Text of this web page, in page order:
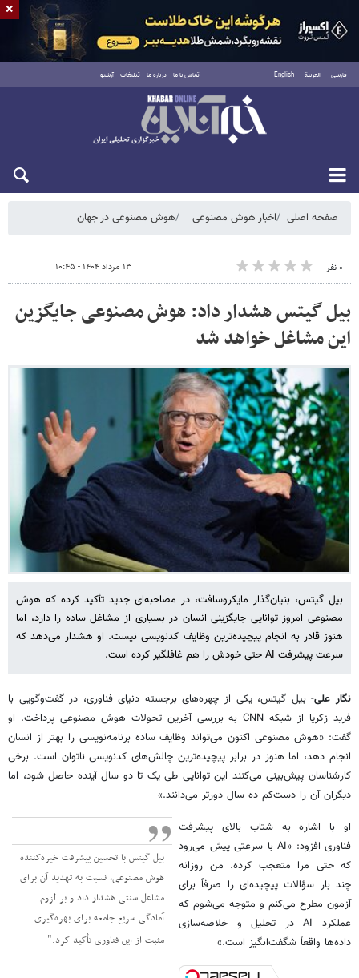
فارسی العربية English تماس با ما درباره ما تبلیغات آرشیو
شنبه ۱۷ مرداد ۱۴۰۵
صفحه اصلی اخبار هوش مصنوعی هوش مصنوعی در جهان
۰ نفر ۱۳ مرداد ۱۴۰۴ - ۱۰:۴۵
بیل گیتس هشدار داد: هوش مصنوعی جایگزین
این مشاغل خواهد شد
بیل گیتس، بنیان‌گذار مایکروسافت، در مصاحبه‌ای جدید تأکید کرده که هوش
مصنوعی امروز توانایی جایگزینی انسان در بسیاری از مشاغل ساده را دارد، اما
هنوز قادر به انجام پیچیده‌ترین وظایف کدنویسی نیست. او هشدار می‌دهد که
سرعت پیشرفت AI حتی خودش را هم غافلگیر کرده است.
نگار علی- بیل گیتس، یکی از چهره‌های برجسته دنیای فناوری، در گفت‌وگویی با
فرید زکریا از شبکه CNN به بررسی آخرین تحولات هوش مصنوعی پرداخت. او
گفت: «هوش مصنوعی اکنون می‌تواند وظایف ساده برنامه‌نویسی را بهتر از انسان
انجام دهد، اما هنوز در برابر پیچیده‌ترین چالش‌های کدنویسی ناتوان است. برخی
کارشناسان پیش‌بینی می‌کنند این توانایی طی یک تا دو سال آینده حاصل شود، اما
دیگران آن را دست‌کم ده سال دورتر می‌دانند.»
بیل گیتس با تحسین پیشرفت خیره‌کننده
هوش مصنوعی، نسبت به تهدید آن برای
مشاغل سنتی هشدار داد و بر لزوم
آمادگی سریع جامعه برای بهره‌گیری
مثبت از این فناوری تأکید کرد.
او با اشاره به شتاب بالای پیشرفت
فناوری افزود: «AI با سرعتی پیش می‌رود
که حتی مرا متعجب کرده. من روزانه
چند بار سؤالات پیچیده‌ای را صرفاً برای
آزمون مطرح می‌کنم و متوجه می‌شوم که
عملکرد AI در تحلیل و خلاصه‌سازی
داده‌ها واقعاً شگفت‌انگیز است.»
×